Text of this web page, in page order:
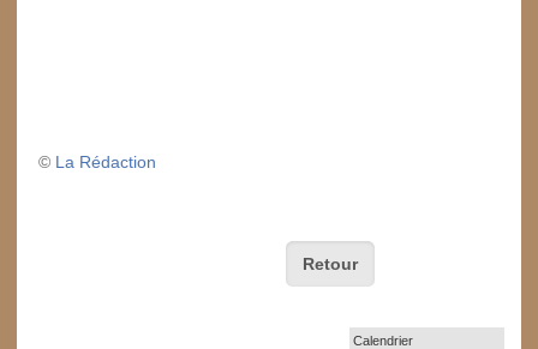
© La Rédaction
Retour
Calendrier